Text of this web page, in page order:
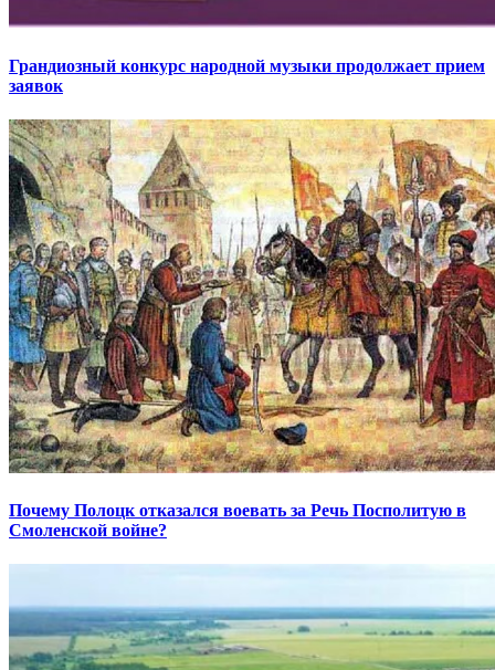
Грандиозный конкурс народной музыки продолжает прием
заявок
Почему Полоцк отказался воевать за Речь Посполитую в
Смоленской войне?